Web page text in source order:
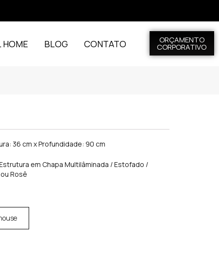
HOME BLOG CONTATO ORÇAMENTO
CORPORATIVO
36 cm x Profundidade: 90 cm
em Chapa Multilâminada / Estofado /
Rosê